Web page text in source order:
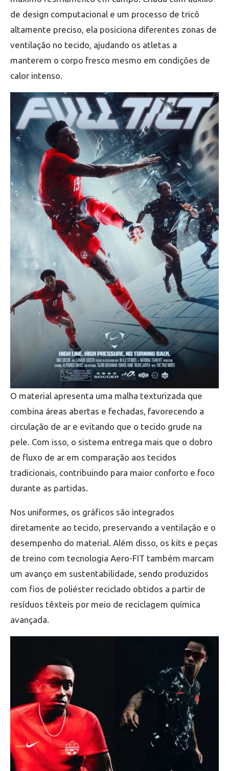
de design computacional e um processo de tricô
altamente preciso, ela posiciona diferentes zonas de
ventilação no tecido, ajudando os atletas a
manterem o corpo fresco mesmo em condições de
calor intenso.
O material apresenta uma malha texturizada que
combina áreas abertas e fechadas, favorecendo a
circulação de ar e evitando que o tecido grude na
pele. Com isso, o sistema entrega mais que o dobro
de fluxo de ar em comparação aos tecidos
tradicionais, contribuindo para maior conforto e foco
durante as partidas.
Nos uniformes, os gráficos são integrados
diretamente ao tecido, preservando a ventilação e o
desempenho do material. Além disso, os kits e peças
de treino com tecnologia Aero-FIT também marcam
um avanço em sustentabilidade, sendo produzidos
com fios de poliéster reciclado obtidos a partir de
resíduos têxteis por meio de reciclagem química
avançada.